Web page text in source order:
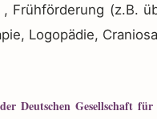
Frühförderung (z.B.
Logopädie,
Deutschen Gesellschaft für